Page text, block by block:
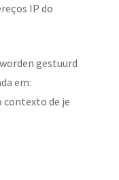
IP do
gestuurd
em:
de je